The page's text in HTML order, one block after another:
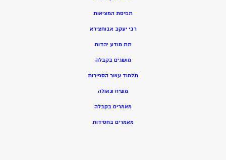
תפיסת המציאות
רבי יעקב אבוחצירא
תת מודע יהדות
מושגים בקבלה
תלמוד עשר הספירות
משיח וגאולה
מאמרים בקבלה
מאמרים בחסידות